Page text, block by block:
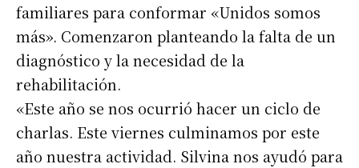
familiares para conformar «Unidos somos
más». Comenzaron planteando la falta de un
diagnóstico y la necesidad de la
rehabilitación.
«Este año se nos ocurrió hacer un ciclo de
charlas. Este viernes culminamos por este
año nuestra actividad. Silvina nos ayudó para